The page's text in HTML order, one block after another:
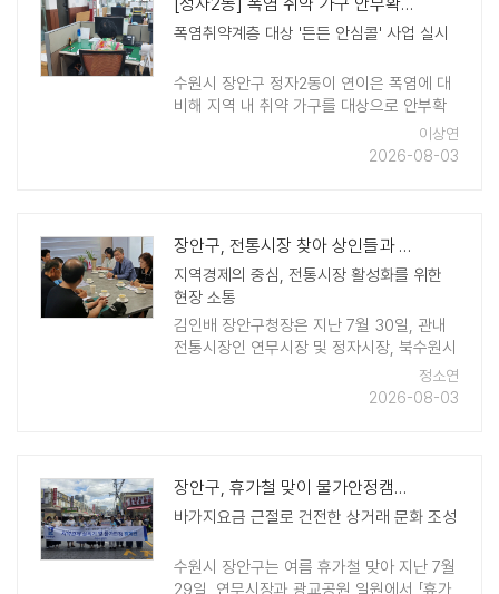
폭염취약계층 대상 '든든 안심콜' 사업 실시
수원시 장안구 정자2동이 연이은 폭염에 대
비해 지역 내 취약 가구를 대상으로 안부확
인 사업을 추진한다. ​이번 안심콜 사업은 폭
염에 특히 취약한 홀몸 어르신 65가구와 고
이상연
2026-08-03
장안구, 전통시장 찾아 상인들과 소통 나서
지역경제의 중심, 전통시장 활성화를 위한
현장 소통
김인배 장안구청장은 지난 7월 30일, 관내
전통시장인 연무시장 및 정자시장, 북수원시
장을 방문해 상인들과 소통의 시간을 가졌
다. 이날 김인배 구청장은 상인들의 애로사
정소연
2026-08-03
장안구, 휴가철 맞이 물가안정캠페인 실시
바가지요금 근절로 건전한 상거래 문화 조성
수원시 장안구는 여름 휴가철 맞아 지난 7월
29일, 연무시장과 광교공원 일원에서 「휴가